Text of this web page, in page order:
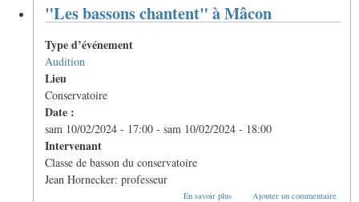
en
octuor
"Les bassons chantent" à Mâcon
Type d’événement
Audition
Lieu
Conservatoire
Date :
sam 10/02/2024 - 17:00 - sam 10/02/2024 - 18:00
Intervenant
Classe de basson du conservatoire
Jean Hornecker: professeur
En savoir plussur
Ajouter un commentaire